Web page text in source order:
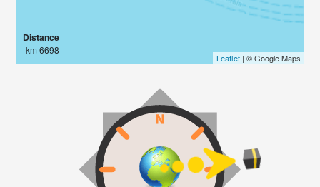
Distance
6698 km
Leaflet| © Google Maps